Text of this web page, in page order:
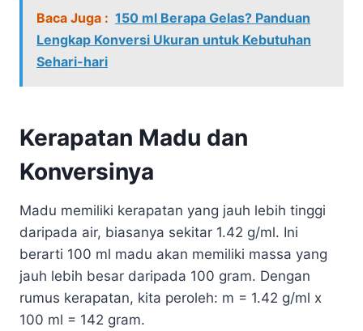
Baca Juga : 150 ml Berapa Gelas? Panduan
Lengkap Konversi Ukuran untuk Kebutuhan
Sehari-hari
Kerapatan Madu dan
Konversinya
Madu memiliki kerapatan yang jauh lebih tinggi
daripada air, biasanya sekitar 1.42 g/ml. Ini
berarti 100 ml madu akan memiliki massa yang
jauh lebih besar daripada 100 gram. Dengan
rumus kerapatan, kita peroleh: m = 1.42 g/ml x
100 ml = 142 gram.